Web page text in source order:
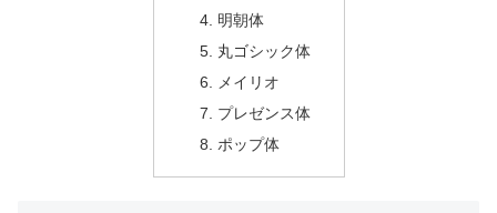
明朝体
丸ゴシック体
メイリオ
プレゼンス体
ポップ体